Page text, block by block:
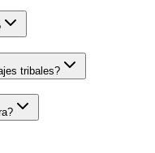
tribales?